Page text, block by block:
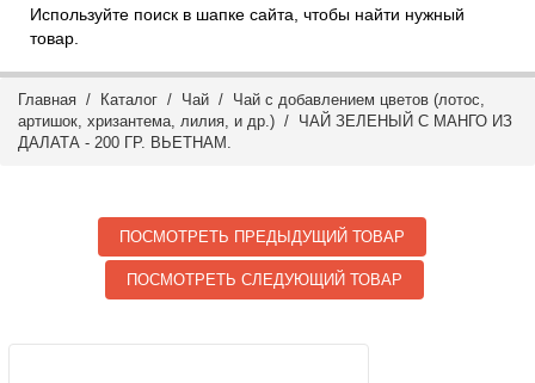
Используйте поиск в шапке сайта, чтобы найти нужный
товар.
Главная / Каталог / Чай / Чай с добавлением цветов (лотос,
артишок, хризантема, лилия, и др.) / ЧАЙ ЗЕЛЕНЫЙ С МАНГО ИЗ
ДАЛАТА - 200 ГР. ВЬЕТНАМ.
ПОСМОТРЕТЬ ПРЕДЫДУЩИЙ ТОВАР
ПОСМОТРЕТЬ СЛЕДУЮЩИЙ ТОВАР